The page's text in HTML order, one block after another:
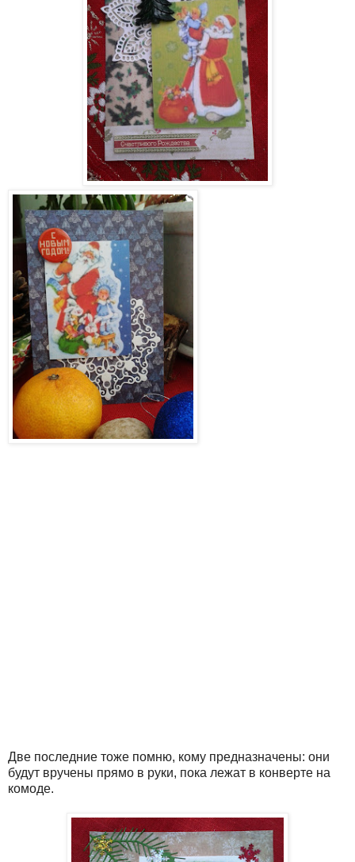
Две последние тоже помню, кому предназначены: они
будут вручены прямо в руки, пока лежат в конверте на
комоде.